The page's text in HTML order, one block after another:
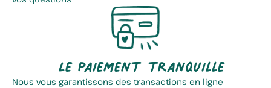
Le paiement tranquille
Nous vous garantissons des transactions en ligne